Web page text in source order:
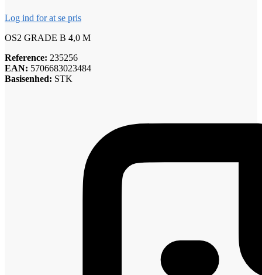
Log ind for at se pris
OS2 GRADE B 4,0 M
Reference: 235256
EAN: 5706683023484
Basisenhed: STK